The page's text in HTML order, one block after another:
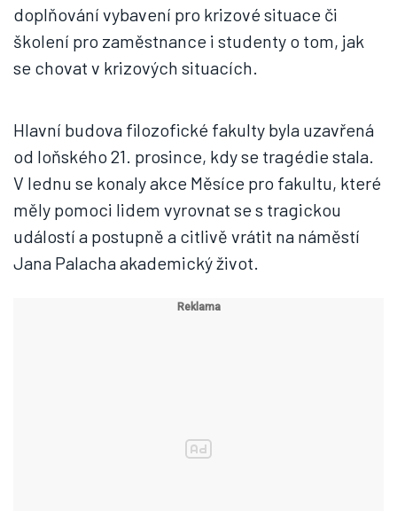
doplňování vybavení pro krizové situace či
školení pro zaměstnance i studenty o tom, jak
se chovat v krizových situacích.
Hlavní budova filozofické fakulty byla uzavřená
od loňského 21. prosince, kdy se tragédie stala.
V lednu se konaly akce Měsíce pro fakultu, které
měly pomoci lidem vyrovnat se s tragickou
událostí a postupně a citlivě vrátit na náměstí
Jana Palacha akademický život.